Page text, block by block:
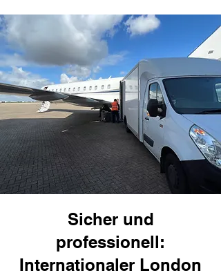
Sicher und
professionell:
Internationaler London